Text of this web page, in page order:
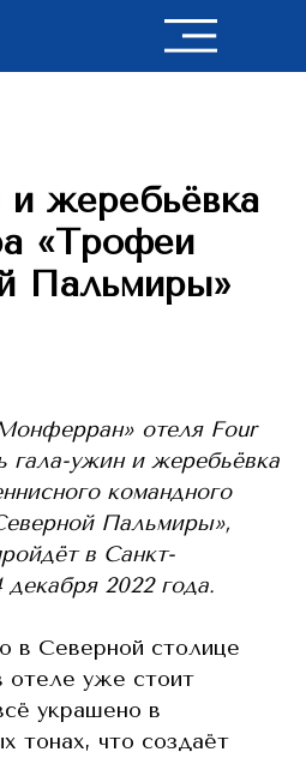
и жеребьёвка
«Трофеи
Пальмиры»
отеля Four
гала-ужин и жеребьёвка
командного
Пальмиры»,
в Санкт-
декабря 2022 года.
в Северной столице
отеле уже стоит
украшено в
тонах, что создаёт